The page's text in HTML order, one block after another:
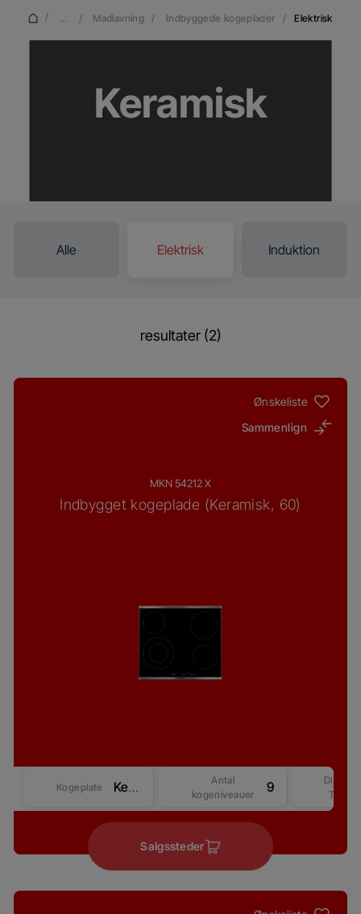
/ ... / Madlavning / Indbyggede kogeplader / Elektrisk
Keramisk
Alle Elektrisk Induktion
resultater (2)
Ønskeliste
Sammenlign
MKN 54212 X
Indbygget kogeplade (Keramisk, 60)
Kogeplate Keramisk
Antal
kogeniveauer
9
Display
Type
Salgssteder